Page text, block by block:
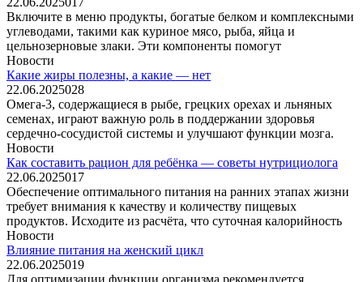
Включите в меню продукты, богатые белком и комплексными
углеводами, такими как куриное мясо, рыба, яйца и
цельнозерновые злаки. Эти компоненты помогут
Новости
Какие жиры полезны, а какие — нет
22.06.2025028
Омега-3, содержащиеся в рыбе, грецких орехах и льняных
семенах, играют важную роль в поддержании здоровья
сердечно-сосудистой системы и улучшают функции мозга.
Новости
Как составить рацион для ребёнка — советы нутрициолога
22.06.2025017
Обеспечение оптимального питания на ранних этапах жизни
требует внимания к качеству и количеству пищевых
продуктов. Исходите из расчёта, что суточная калорийность
Новости
Влияние питания на женский цикл
22.06.2025019
Для оптимизации функции организма рекомендуется